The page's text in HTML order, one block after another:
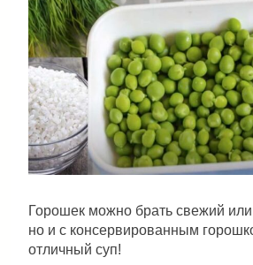
Горошек можно брать свежий
но и с консервированным
отличный суп!